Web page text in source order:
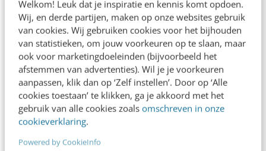
Welkom! Leuk dat je inspiratie en kennis komt opdoen.
Wij, en derde partijen, maken op onze websites gebruik
van cookies. Wij gebruiken cookies voor het bijhouden
van statistieken, om jouw voorkeuren op te slaan, maar
ook voor marketingdoeleinden (bijvoorbeeld het
afstemmen van advertenties). Wil je je voorkeuren
aanpassen, klik dan op ‘Zelf instellen’. Door op ‘Alle
cookies toestaan’ te klikken, ga je akkoord met het
gebruik van alle cookies zoals omschreven in onze
cookieverklaring.
Powered by CookieInfo
6. Verbonden blijven met je collega’s